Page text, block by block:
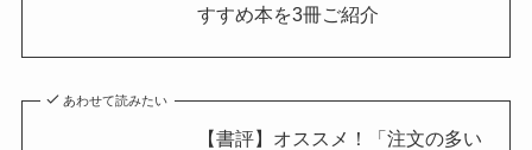
すすめ本を3冊ご紹介
あわせて読みたい
【書評】オススメ！「注文の多い